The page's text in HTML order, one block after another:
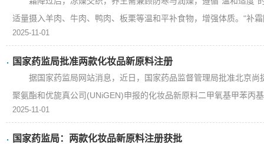
适量摄入羊肉、牛肉、鸭肉、板栗等温和平补食物，增强体质。“补
2025-11-01
国家药监局批准两款化妆品新原料注册
据国家药监局网站消息，近日，国家药品监督管理局批准北京
聚氨酯和优旎真公司(UNiGEN)申报的化妆品新原料二甲氧基甲苯丙
2025-11-01
国家药监局：两款化妆品新原料注册获批